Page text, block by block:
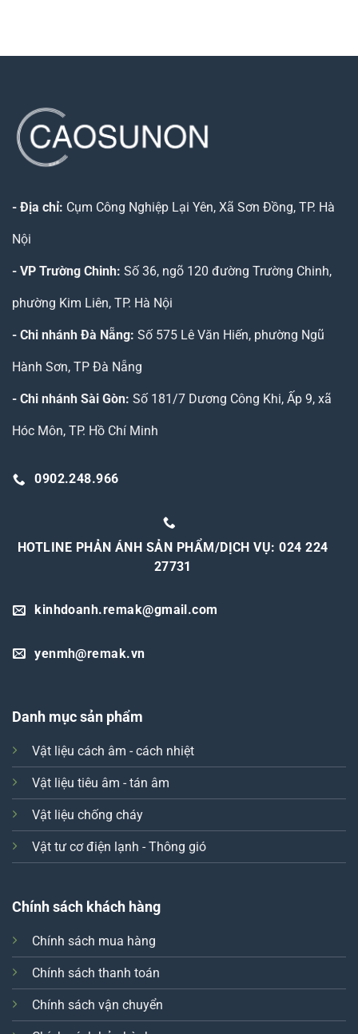
- Địa chỉ: Cụm Công Nghiệp Lại Yên, Xã Sơn Đồng, TP. Hà
Nội
- VP Trường Chinh: Số 36, ngõ 120 đường Trường Chinh,
phường Kim Liên, TP. Hà Nội
- Chi nhánh Đà Nẵng: Số 575 Lê Văn Hiến, phường Ngũ
Hành Sơn, TP Đà Nẵng
- Chi nhánh Sài Gòn: Số 181/7 Dương Công Khi, Ấp 9, xã
Hóc Môn, TP. Hồ Chí Minh
0902.248.966
HOTLINE PHẢN ÁNH SẢN PHẨM/DỊCH VỤ: 024 224
27731
kinhdoanh.remak@gmail.com
yenmh@remak.vn
Danh mục sản phẩm
Vật liệu cách âm - cách nhiệt
Vật liệu tiêu âm - tán âm
Vật liệu chống cháy
Vật tư cơ điện lạnh - Thông gió
Chính sách khách hàng
Chính sách mua hàng
Chính sách thanh toán
Chính sách vận chuyển
viên tư vấn của Remak